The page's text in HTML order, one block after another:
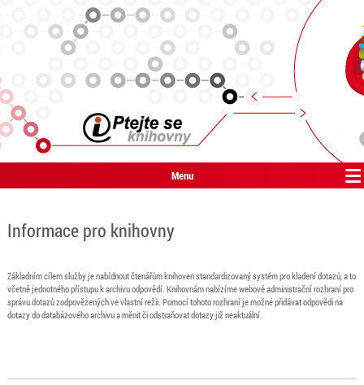
Menu
Informace pro knihovny
Základním cílem služby je nabídnout čtenářům knihoven standardizovaný systém pro kladení dotazů, a to
včetně jednotného přístupu k archivu odpovědí. Knihovnám nabízíme webové administrační rozhraní pro
správu dotazů zodpovězených ve vlastní režii. Pomocí tohoto rozhraní je možné přidávat odpovědi na
dotazy do databázového archivu a měnit či odstraňovat dotazy již neaktuální.